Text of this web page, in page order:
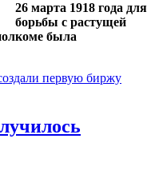
26 марта 1918 года для
борьбы с растущей
была
первую биржу